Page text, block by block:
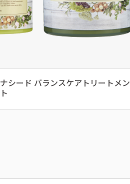
ナシード バランスケアトリートメン
ト